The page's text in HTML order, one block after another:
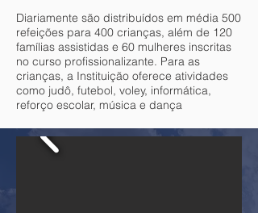
Diariamente são distribuídos em média 500
refeições para 400 crianças, além de 120
famílias assistidas e 60 mulheres inscritas
no curso profissionalizante. Para as
crianças, a Instituição oferece atividades
como judô, futebol, voley, informática,
reforço escolar, música e dança